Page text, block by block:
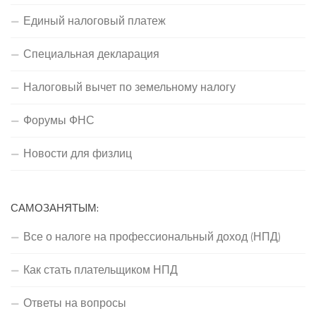
Единый налоговый платеж
Специальная декларация
Налоговый вычет по земельному налогу
Форумы ФНС
Новости для физлиц
САМОЗАНЯТЫМ:
Все о налоге на профессиональный доход (НПД)
Как стать плательщиком НПД
Ответы на вопросы